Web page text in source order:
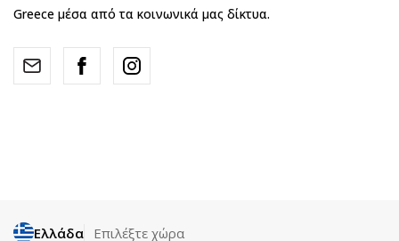
Greece μέσα από τα κοινωνικά μας δίκτυα.
Ελλάδα Επιλέξτε χώρα